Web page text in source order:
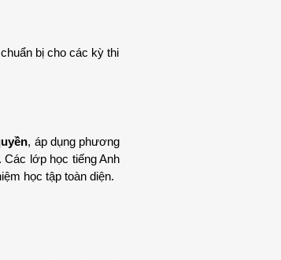
bị cho các kỳ thi
, áp dụng phương
Các lớp học tiếng Anh
học tập toàn diện.